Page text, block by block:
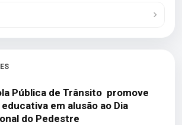
Pública de Trânsito promove
em alusão ao Dia
do Pedestre